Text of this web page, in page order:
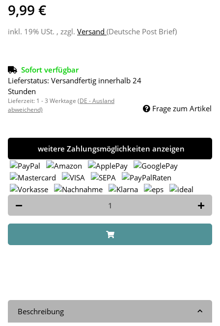
9,99 €
inkl. 19% USt. , zzgl. Versand (Deutsche Post Brief)
Sofort verfügbar
Lieferstatus: Versandfertig innerhalb 24
Stunden
Lieferzeit: 1 - 3 Werktage (DE - Ausland
abweichend)
Frage zum Artikel
weitere Zahlungsmöglichkeiten anzeigen
Beschreibung